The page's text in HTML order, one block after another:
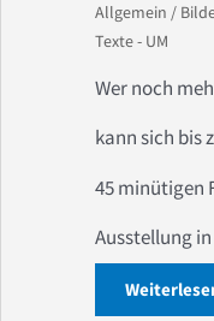
Allgemein /
Texte - UM
Wer noch
kann sich bis
45 minütigen
Ausstellung